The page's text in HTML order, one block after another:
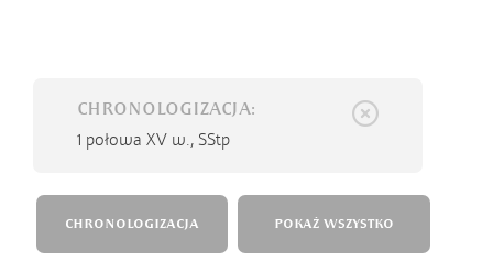
CHRONOLOGIZACJA:
1 połowa XV w., SStp
CHRONOLOGIZACJA POKAŻ WSZYSTKO